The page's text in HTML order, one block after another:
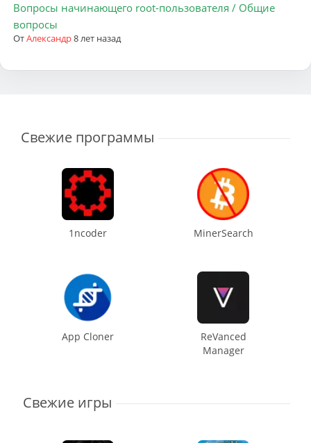
Вопросы начинающего root-пользователя / Общие
вопросы
ОтАлександр8 лет назад
Свежие программы
1ncoder MinerSearch
App Cloner
ReVanced
Manager
Свежие игры